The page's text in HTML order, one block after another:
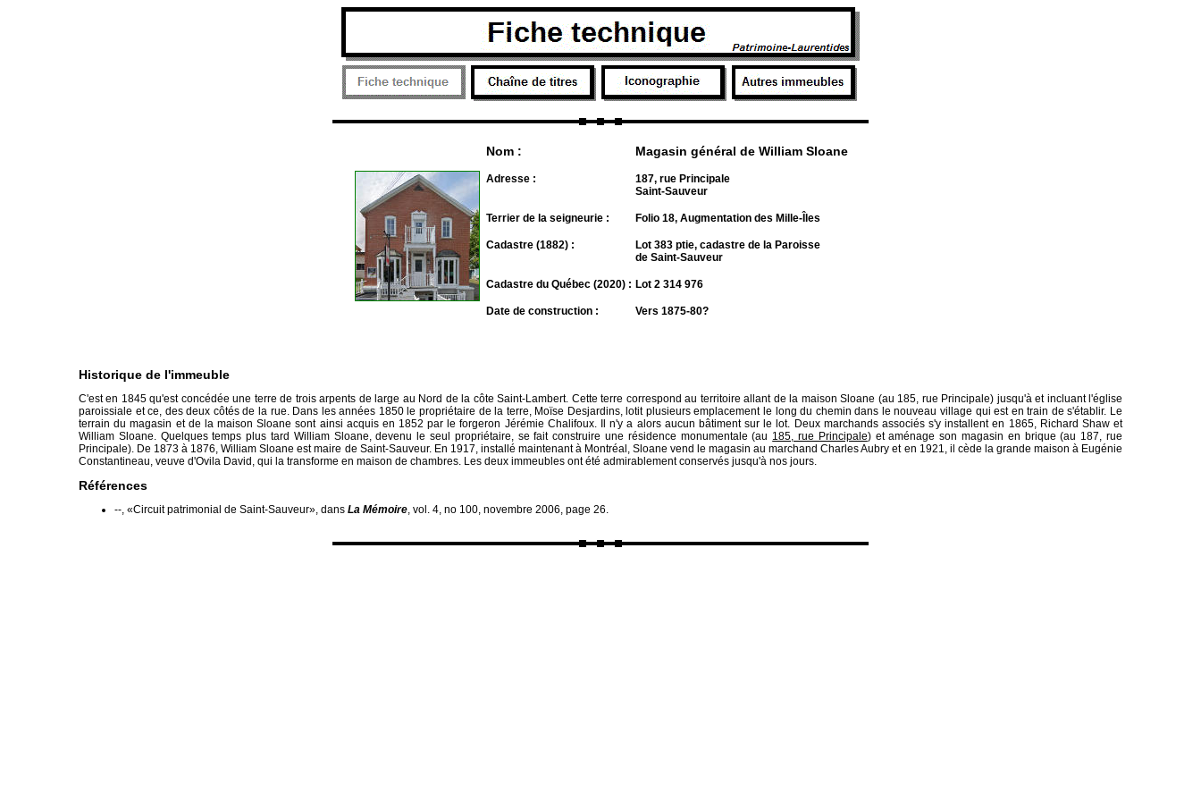
Nom : Magasin général de William Sloane
Adresse :
187, rue Principale
Saint-Sauveur
Terrier de la seigneurie : Folio 18, Augmentation des Mille-Îles
Cadastre (1882) :
Lot 383 ptie, cadastre de la Paroisse
de Saint-Sauveur
Cadastre du Québec (2020) : Lot 2 314 976
Date de construction : Vers 1875-80?
Historique de l'immeuble
C'est en 1845 qu'est concédée une terre de trois arpents de large au Nord de la côte Saint-Lambert. Cette terre correspond au territoire allant de la maison Sloane (au 185, rue Principale) jusqu'à et incluant l'église
paroissiale et ce, des deux côtés de la rue. Dans les années 1850 le propriétaire de la terre, Moïse Desjardins, lotit plusieurs emplacement le long du chemin dans le nouveau village qui est en train de s'établir. Le
terrain du magasin et de la maison Sloane sont ainsi acquis en 1852 par le forgeron Jérémie Chalifoux. Il n'y a alors aucun bâtiment sur le lot. Deux marchands associés s'y installent en 1865, Richard Shaw et
William Sloane. Quelques temps plus tard William Sloane, devenu le seul propriétaire, se fait construire une résidence monumentale (au 185, rue Principale) et aménage son magasin en brique (au 187, rue
Principale). De 1873 à 1876, William Sloane est maire de Saint-Sauveur. En 1917, installé maintenant à Montréal, Sloane vend le magasin au marchand Charles Aubry et en 1921, il cède la grande maison à Eugénie
Constantineau, veuve d'Ovila David, qui la transforme en maison de chambres. Les deux immeubles ont été admirablement conservés jusqu'à nos jours.
Références
--, «Circuit patrimonial de Saint-Sauveur», dans La Mémoire , vol. 4, no 100, novembre 2006, page 26.